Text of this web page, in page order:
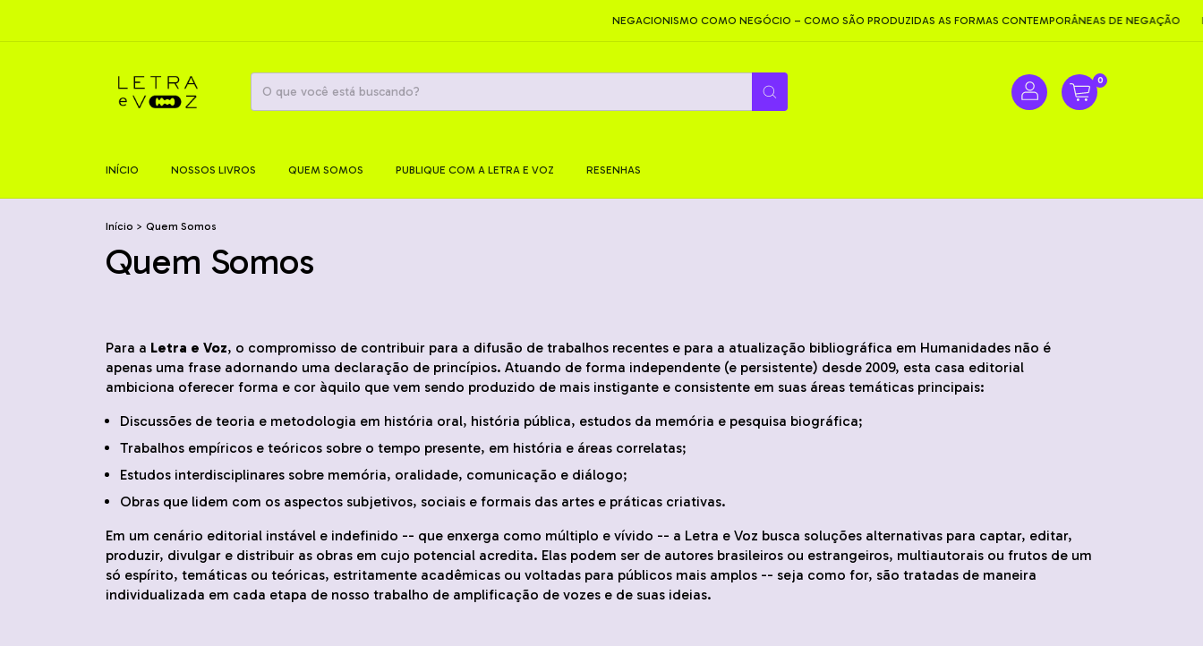
NEGACIONISMO COMO NEGÓCIO – COMO SÃO PRODUZIDAS AS FORMAS CONTEMPORÂNEAS DE NEGAÇÃO
0
INÍCIO NOSSOS LIVROS QUEM SOMOS PUBLIQUE COM A LETRA E VOZ RESENHAS
Início > Quem Somos
Quem Somos
Para a Letra e Voz, o compromisso de contribuir para a difusão de trabalhos recentes e para a atualização bibliográfica em Humanidades não é
apenas uma frase adornando uma declaração de princípios. Atuando de forma independente (e persistente) desde 2009, esta casa editorial
ambiciona oferecer forma e cor àquilo que vem sendo produzido de mais instigante e consistente em suas áreas temáticas principais:
Discussões de teoria e metodologia em história oral, história pública, estudos da memória e pesquisa biográfica;
Trabalhos empíricos e teóricos sobre o tempo presente, em história e áreas correlatas;
Estudos interdisciplinares sobre memória, oralidade, comunicação e diálogo;
Obras que lidem com os aspectos subjetivos, sociais e formais das artes e práticas criativas.
Em um cenário editorial instável e indefinido -- que enxerga como múltiplo e vívido -- a Letra e Voz busca soluções alternativas para captar, editar,
produzir, divulgar e distribuir as obras em cujo potencial acredita. Elas podem ser de autores brasileiros ou estrangeiros, multiautorais ou frutos de um
só espírito, temáticas ou teóricas, estritamente acadêmicas ou voltadas para públicos mais amplos -- seja como for, são tratadas de maneira
individualizada em cada etapa de nosso trabalho de amplificação de vozes e de suas ideias.